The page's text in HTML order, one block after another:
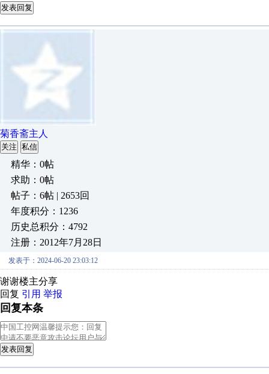
发表回复
菊香斋主人
关注 私信
精华：0帖
求助：0帖
帖子：6帖 | 2653回
年度积分：1236
历史总积分：4792
注册：2012年7月28日
发表于：2024-06-20 23:03:12
谢谢楼主分享
回复 引用 举报
回复本条
发表回复